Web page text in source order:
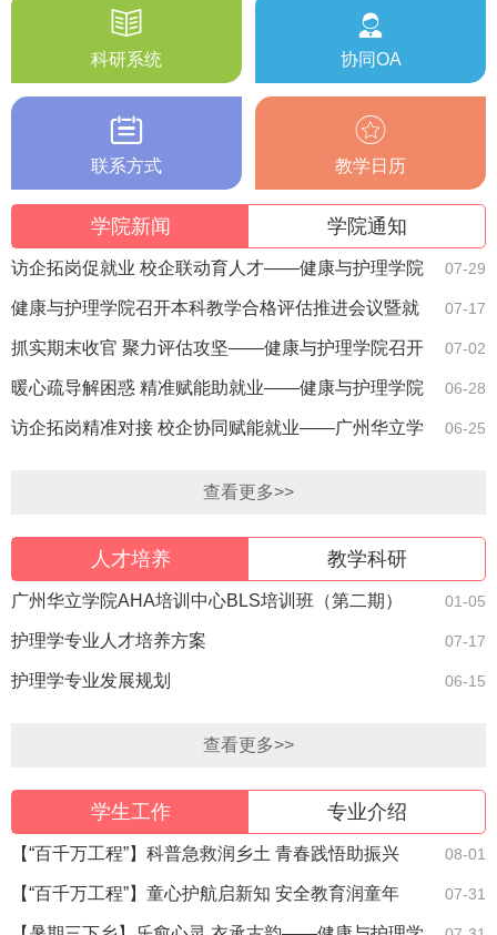
科研系统 协同OA
联系方式 教学日历
学院新闻 学院通知
07-29
访企拓岗促就业 校企联动育人才——健康与护理学院
走访悦子佳母婴护理中心 07-17
健康与护理学院召开本科教学合格评估推进会议暨就
业推进大会 07-02
抓实期末收官 聚力评估攻坚——健康与护理学院召开
期末教学工作例会暨合格评估推进会 06-28
暖心疏导解困惑 精准赋能助就业——健康与护理学院
召开2026届毕业生座谈会 06-25
访企拓岗精准对接 校企协同赋能就业——广州华立学
查看更多>>
人才培养 教学科研
01-05
广州华立学院AHA培训中心BLS培训班（第二期）
07-17
护理学专业人才培养方案
06-15
护理学专业发展规划
查看更多>>
学生工作 专业介绍
08-01
【“百千万工程”】科普急救润乡土 青春践悟助振兴
——健康与护理学院青护筑梦南丁格尔志愿突击队三 07-31
【“百千万工程”】童心护航启新知 安全教育润童年